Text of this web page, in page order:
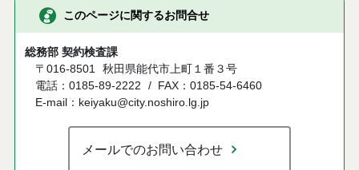
このページに関するお問合せ
総務部 契約検査課
〒016-8501
秋田県能代市上町１番３号
電話：0185-89-2222
FAX：0185-54-6460
E-mail：keiyaku@city.noshiro.lg.jp
メールでのお問い合わせ